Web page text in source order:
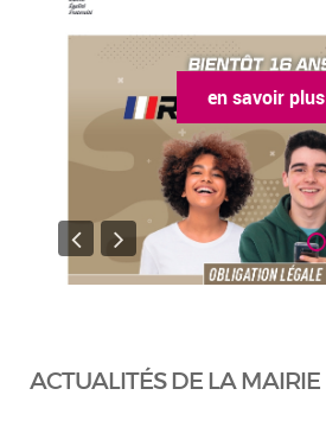
en savoir plus
ACTUALITÉS DE LA MAIRIE